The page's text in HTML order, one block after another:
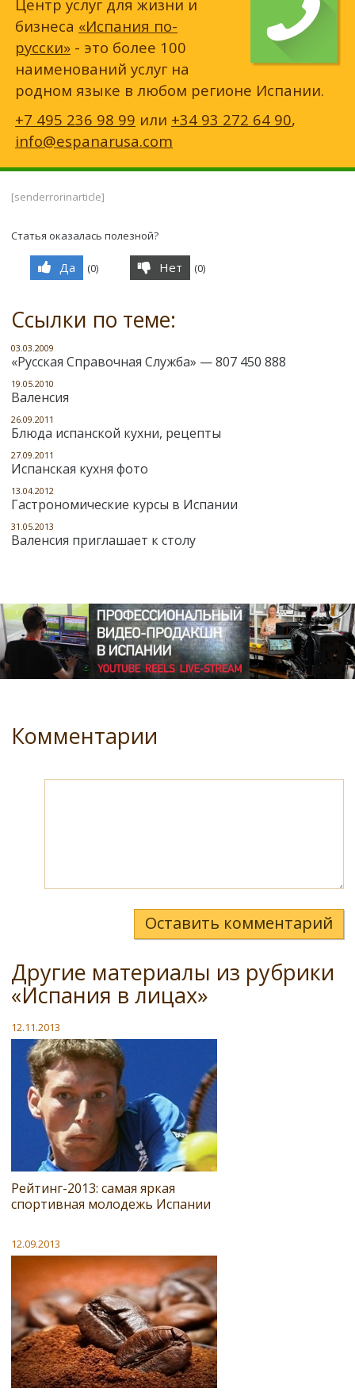
Центр услуг для жизни и
бизнеса «Испания по-
русски» - это более 100
наименований услуг на
родном языке в любом регионе Испании.
+7 495 236 98 99 или +34 93 272 64 90,
info@espanarusa.com
[senderrorinarticle]
Статья оказалась полезной?
Да (0) Нет (0)
Ссылки по теме:
03.03.2009
«Русская Справочная Служба» — 807 450 888
19.05.2010
Валенсия
26.09.2011
Блюда испанской кухни, рецепты
27.09.2011
Испанская кухня фото
13.04.2012
Гастрономические курсы в Испании
31.05.2013
Валенсия приглашает к столу
Комментарии
Оставить комментарий
Другие материалы из рубрики
«Испания в лицах»
12.11.2013
Рейтинг-2013: самая яркая
спортивная молодежь Испании
12.09.2013